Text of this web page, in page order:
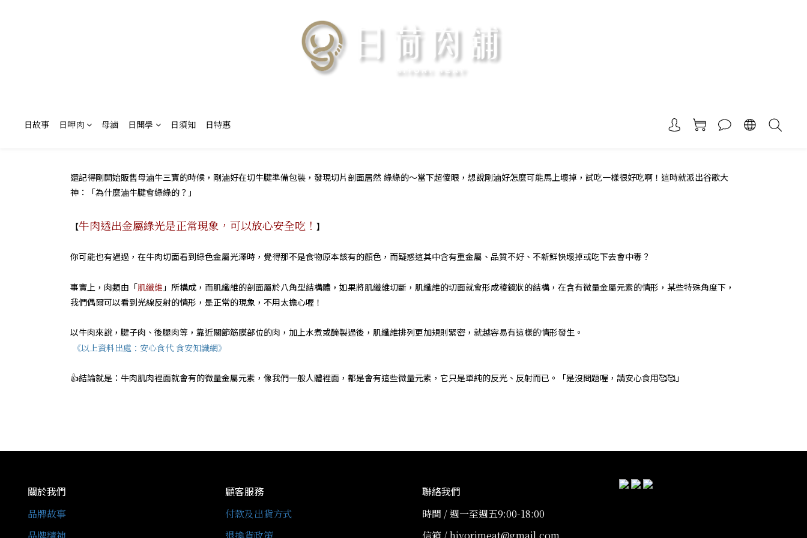
日故事 日呷肉 母滷 日開學 日須知 日特惠
還記得剛開始販售母滷牛三寶的時候，剛滷好在切牛腱準備包裝，發現切片剖面居然 綠綠的～當下超傻眼，想說剛滷好怎麼可能馬上壞掉，試吃一樣很好吃啊！這時就派出谷歌大
神：「為什麼滷牛腱會綠綠的？」
【牛肉透出金屬綠光是正常現象，可以放心安全吃！ 】
你可能也有遇過，在牛肉切面看到綠色金屬光澤時，覺得那不是食物原本該有的顏色，而疑惑這其中含有重金屬、品質不好、不新鮮快壞掉或吃下去會中毒？
事實上，肉類由「肌纖維 」所構成，而肌纖維的剖面屬於八角型結構體，如果將肌纖維切斷，肌纖維的切面就會形成稜鏡狀的結構，在含有微量金屬元素的情形，某些特殊角度下，
我們偶爾可以看到光線反射的情形，是正常的現象，不用太擔心喔！
以牛肉來說，腱子肉、後腿肉等，靠近關節筋膜部位的肉，加上水煮或醃製過後，肌纖維排列更加規則緊密，就越容易有這樣的情形發生。
《以上資料出處：安心食代 食安知識網》
👍結論就是：牛肉肌肉裡面就會有的微量金屬元素，像我們一般人體裡面，都是會有這些微量元素，它只是單純的反光、反射而已。「是沒問題喔，請安心食用🥰🥰」
關於我們
品牌故事
品牌精神
顧客服務
付款及出貨方式
退換貨政策
聯絡我們
時間 / 週一至週五9:00-18:00
信箱 / hiyorimeat@gmail.com